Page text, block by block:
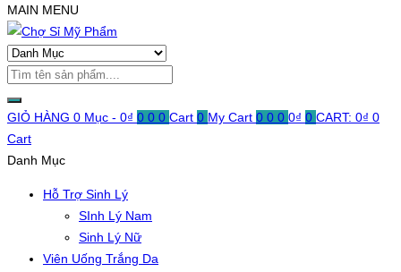
MAIN MENU
GIỎ HÀNG 0 Mục - 0₫ 0 0 0 Cart 0 My Cart 0 0 0 0₫ 0 CART: 0₫ 0
Cart
Danh Mục
Hỗ Trợ Sinh Lý
SInh Lý Nam
Sinh Lý Nữ
Viên Uống Trắng Da